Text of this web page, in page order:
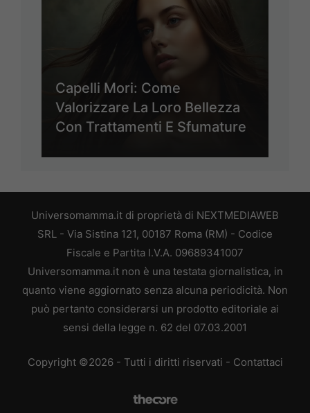
Capelli Mori: Come
Valorizzare La Loro Bellezza
Con Trattamenti E Sfumature
Universomamma.it di proprietà di NEXTMEDIAWEB
SRL - Via Sistina 121, 00187 Roma (RM) - Codice
Fiscale e Partita I.V.A. 09689341007
Universomamma.it non è una testata giornalistica, in
quanto viene aggiornato senza alcuna periodicità. Non
può pertanto considerarsi un prodotto editoriale ai
sensi della legge n. 62 del 07.03.2001
Copyright ©2026 - Tutti i diritti riservati - Contattaci